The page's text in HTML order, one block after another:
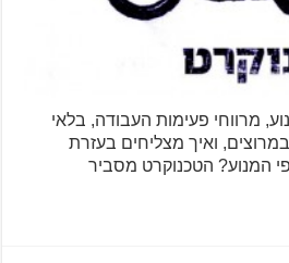
מרווחי פעימות העבודה, בלאי
במרוצים, ואיך מצליחים בעזרת
המנוע? הטכנוקרט מסביר